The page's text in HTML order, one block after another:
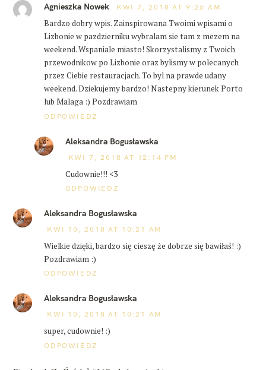
Agnieszka Nowek KWI 7, 2018 AT 9:26 AM
Bardzo dobry wpis. Zainspirowana Twoimi wpisami o
Lizbonie w pazdzierniku wybralam sie tam z mezem na
weekend. Wspaniale miasto! Skorzystalismy z Twoich
przewodnikow po Lizbonie oraz bylismy w polecanych
przez Ciebie restauracjach. To byl na prawde udany
weekend. Dziekujemy bardzo! Nastepny kierunek Porto
lub Malaga :) Pozdrawiam
ODPOWIEDZ
Aleksandra Bogusławska
KWI 7, 2018 AT 12:14 PM
Cudownie!!! <3
ODPOWIEDZ
Aleksandra Bogusławska
KWI 10, 2018 AT 10:21 AM
Wielkie dzięki, bardzo się cieszę że dobrze się bawiłaś! :)
Pozdrawiam :)
ODPOWIEDZ
Aleksandra Bogusławska
KWI 10, 2018 AT 10:21 AM
super, cudownie! :)
ODPOWIEDZ